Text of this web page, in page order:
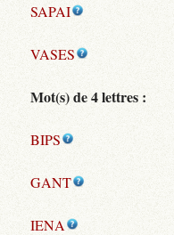
SAPAI
VASES
Mot(s) de 4 lettres :
BIPS
GANT
IENA